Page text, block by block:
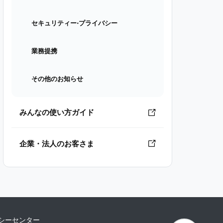
セキュリティー⋅プライバシー
業務提携
その他のお知らせ
みんなの使い方ガイド
企業・法人のお客さま
ーセンター